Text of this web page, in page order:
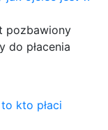
pozbawiony
do płacenia
kto płaci